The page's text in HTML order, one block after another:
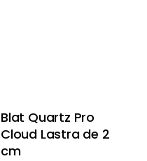
Blat Quartz Pro
Cloud Lastra de 2
cm